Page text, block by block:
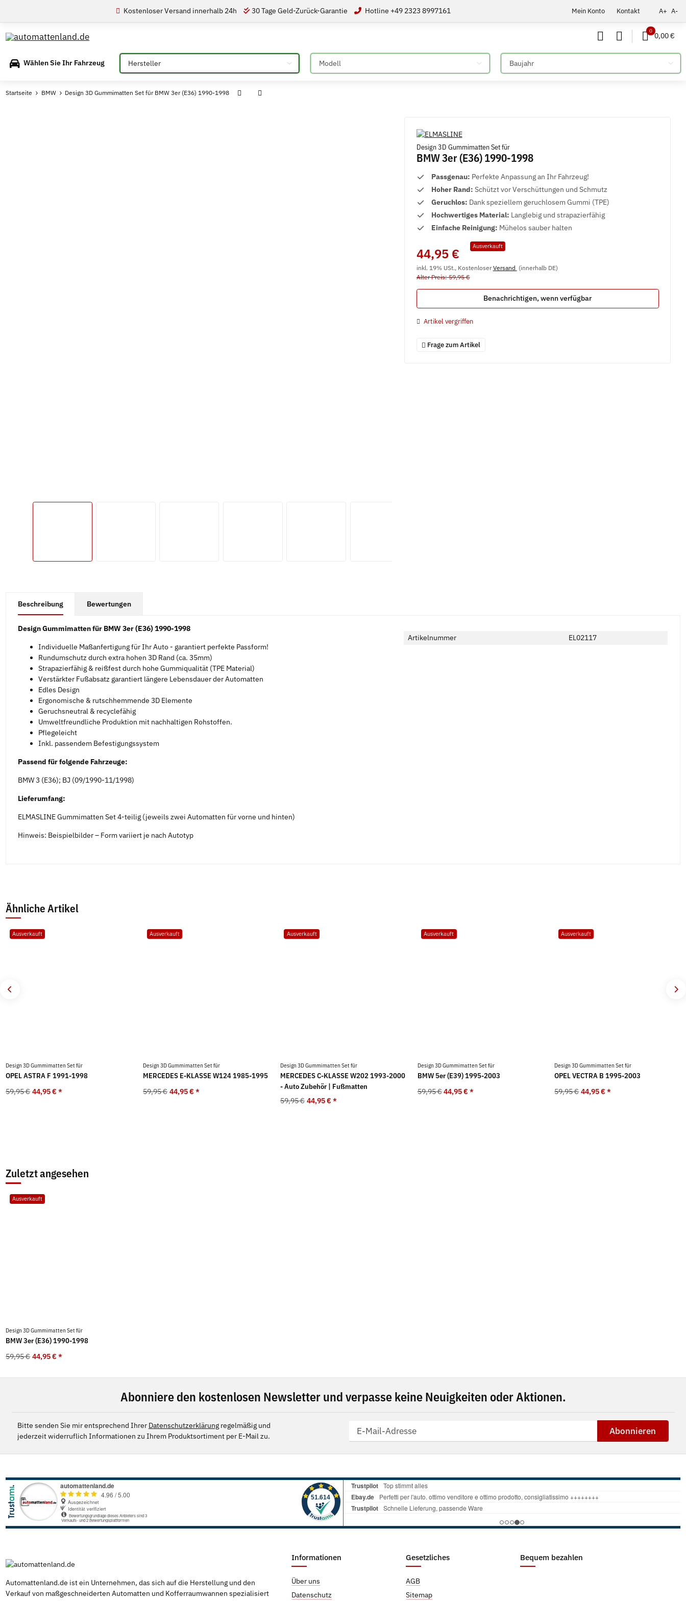
Mein Konto Kontakt A+ A-
Kostenloser Versand innerhalb 24h 30 Tage Geld-Zurück-Garantie Hotline +49 2323 8997161
0 0,00 €
Wählen Sie Ihr Fahrzeug Bitte auswählen Bitte auswählen Bitte auswählen
Startseite BMW Design 3D Gummimatten Set für BMW 3er (E36) 1990-1998
Design 3D Gummimatten Set für
BMW 3er (E36) 1990-1998
Passgenau: Perfekte Anpassung an Ihr Fahrzeug!
Hoher Rand: Schützt vor Verschüttungen und Schmutz
Geruchlos: Dank speziellem geruchlosem Gummi (TPE)
Hochwertiges Material: Langlebig und strapazierfähig
Einfache Reinigung: Mühelos sauber halten
Ausverkauft
44,95 €
inkl. 19% USt., KostenloserVersand (innerhalb DE)
Alter Preis: 59,95 €
Benachrichtigen, wenn verfügbar
Artikel vergriffen
Frage zum Artikel
Beschreibung Bewertungen
Design Gummimatten für BMW 3er (E36) 1990-1998
Individuelle Maßanfertigung für Ihr Auto - garantiert perfekte Passform!
Rundumschutz durch extra hohen 3D Rand (ca. 35mm)
Strapazierfähig & reißfest durch hohe Gummiqualität (TPE Material)
Verstärkter Fußabsatz garantiert längere Lebensdauer der Automatten
Edles Design
Ergonomische & rutschhemmende 3D Elemente
Geruchsneutral & recyclefähig
Umweltfreundliche Produktion mit nachhaltigen Rohstoffen.
Pflegeleicht
Inkl. passendem Befestigungssystem
Passend für folgende Fahrzeuge:
BMW 3 (E36); BJ (09/1990-11/1998)
Lieferumfang:
ELMASLINE Gummimatten Set 4-teilig (jeweils zwei Automatten für vorne und hinten)
Hinweis: Beispielbilder – Form variiert je nach Autotyp
Artikelnummer EL02117
Ähnliche Artikel
Ausverkauft
Design 3D Gummimatten Set für
OPEL ASTRA F 1991-1998
59,95 € 44,95 € *
Ausverkauft
Design 3D Gummimatten Set für
MERCEDES E-KLASSE W124 1985-1995
59,95 € 44,95 € *
Ausverkauft
Design 3D Gummimatten Set für
MERCEDES C-KLASSE W202 1993-2000
- Auto Zubehör | Fußmatten
59,95 € 44,95 € *
Ausverkauft
Design 3D Gummimatten Set für
BMW 5er (E39) 1995-2003
59,95 € 44,95 €*
Ausverkauft
Design 3D Gummimatten Set für
OPEL VECTRA B 1995-2003
59,95 € 44,95 €*
Zuletzt angesehen
Ausverkauft
Design 3D Gummimatten Set für
BMW 3er (E36) 1990-1998
59,95 € 44,95 € *
Abonniere den kostenlosen Newsletter und verpasse keine Neuigkeiten oder Aktionen.
Bitte senden Sie mir entsprechend Ihrer Datenschutzerklärungregelmäßig und
jederzeit widerruflich Informationen zu Ihrem Produktsortiment per E-Mail zu.
Abonnieren
Automattenland.de ist ein Unternehmen, das sich auf die Herstellung und den
Verkauf von maßgeschneiderten Automatten und Kofferraumwannen spezialisiert
Informationen
Über uns
Datenschutz
Gesetzliches
AGB
Sitemap
Bequem bezahlen